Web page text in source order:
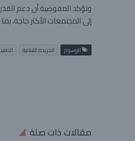
وتؤكد المفوضية أن دعم
إلى المجتمعات الأكثر حاجة،
الوسوم الجريدة اللبنانية
مقالات ذات صلة